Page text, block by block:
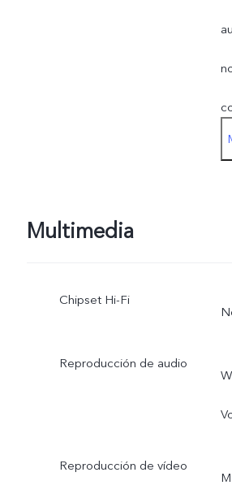
Multimedia
Chipset Hi-Fi
Reproducción de audio
Reproducción de vídeo